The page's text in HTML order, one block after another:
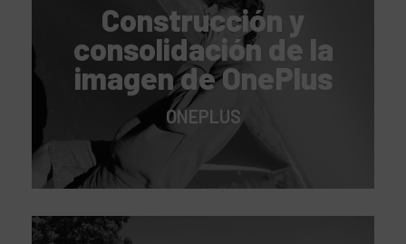
Construcción y
consolidación de la
imagen de OnePlus
ONEPLUS